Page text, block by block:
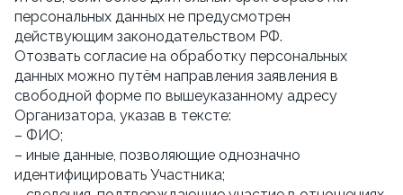
персональных данных не предусмотрен
действующим законодательством РФ.
Отозвать согласие на обработку персональных
данных можно путём направления заявления в
свободной форме по вышеуказанному адресу
Организатора, указав в тексте:
– ФИО;
– иные данные, позволяющие однозначно
идентифицировать Участника;